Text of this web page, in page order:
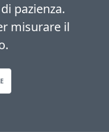
pazienza.
misurare il